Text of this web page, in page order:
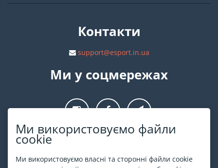
Ми використовуємо файли
cookie
Ми використовуємо власні та сторонні файли cookie
Контакти
support@esport.in.ua
Ми у соцмережах
Про ESPORT.in.ua
На ESPORT.in.ua представлена афіша Києва та інших міст